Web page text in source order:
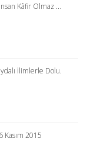
Kâfir Olmaz ...
İlimlerle Dolu.
Kasım 2015